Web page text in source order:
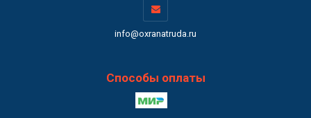
info@oxranatruda.ru
Способы оплаты